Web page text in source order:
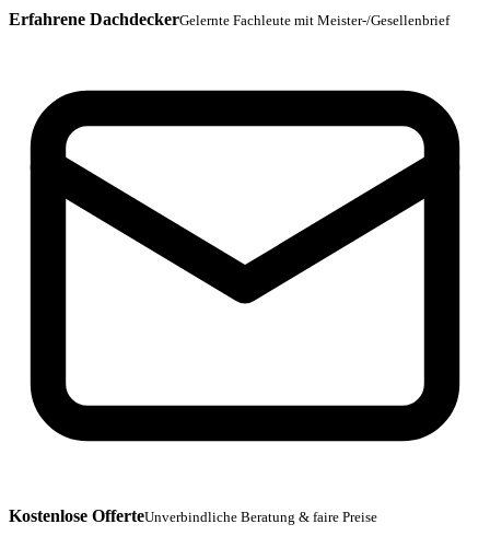
Erfahrene DachdeckerGelernte Fachleute mit Meister-/Gesellenbrief
Kostenlose OfferteUnverbindliche Beratung & faire Preise